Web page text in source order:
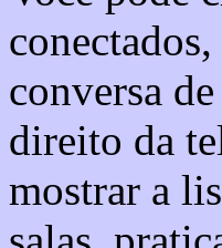
conversa
direito da
mostrar a